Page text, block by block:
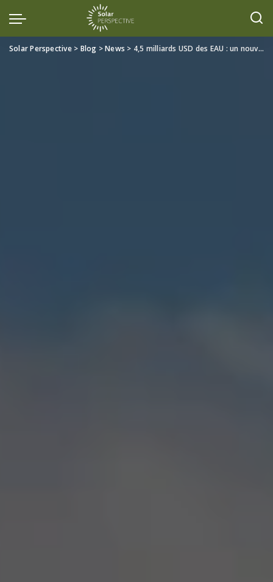
Solar Perspective> Blog >News > 4,5 milliards USD des EAU : un nouveau levier stratégique pour le solaire et le stockage en Afrique